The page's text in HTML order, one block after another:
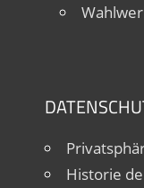
Historie